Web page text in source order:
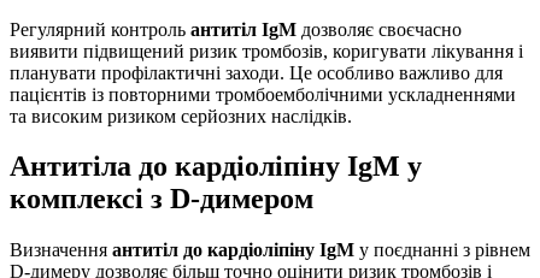
Регулярний контроль антитіл IgM дозволяє своєчасно
виявити підвищений ризик тромбозів, коригувати лікування і
планувати профілактичні заходи. Це особливо важливо для
пацієнтів із повторними тромбоемболічними ускладненнями
та високим ризиком серйозних наслідків.
Антитіла до кардіоліпіну IgM у
комплексі з D-димером
Визначення антитіл до кардіоліпіну IgM у поєднанні з рівнем
D-димеру дозволяє більш точно оцінити ризик тромбозів і